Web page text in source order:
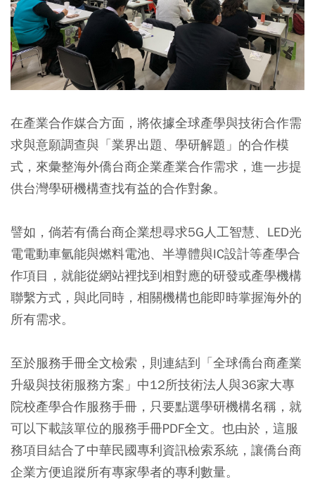
在產業合作媒合方面，將依據全球產學與技術合作需
求與意願調查與「業界出題、學研解題」的合作模
式，來彙整海外僑台商企業產業合作需求，進一步提
供台灣學研機構查找有益的合作對象。
譬如，倘若有僑台商企業想尋求5G人工智慧、LED光
電電動車氫能與燃料電池、半導體與IC設計等產學合
作項目，就能從網站裡找到相對應的研發或產學機構
聯繫方式，與此同時，相關機構也能即時掌握海外的
所有需求。
至於服務手冊全文檢索，則連結到「全球僑台商產業
升級與技術服務方案」中12所技術法人與36家大專
院校產學合作服務手冊，只要點選學研機構名稱，就
可以下載該單位的服務手冊PDF全文。也由於，這服
務項目結合了中華民國專利資訊檢索系統，讓僑台商
企業方便追蹤所有專家學者的專利數量。